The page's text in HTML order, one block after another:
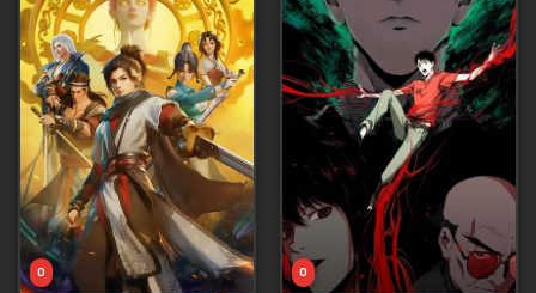
Tập 19
Tập 20
Tập 21
Tập 22
Tập 23
Tập 24
Tập 25
0 0